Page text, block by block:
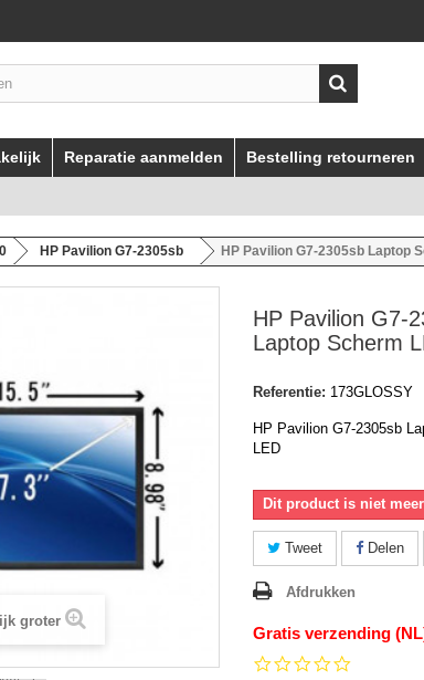
Reparatie aanmelden Bestelling retourneren
HP Pavilion G7-2305sb HP Pavilion G7-2305sb Laptop
groter
HP Pavilion G7-
Laptop Scherm
Referentie: 173GLOSSY
HP Pavilion G7-2305sb
LED
Dit product is niet
Tweet Delen
Afdrukken
Gratis verzending